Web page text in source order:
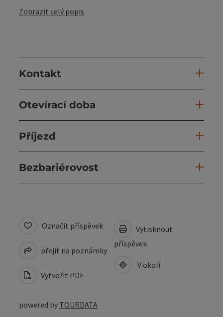
Zobrazit celý popis
Kontakt
Otevírací doba
Příjezd
Bezbariérovost
Označit příspěvek
přejít na poznámky
Vytvořit PDF
Vytisknout
příspěvek
V okolí
powered by TOURDATA